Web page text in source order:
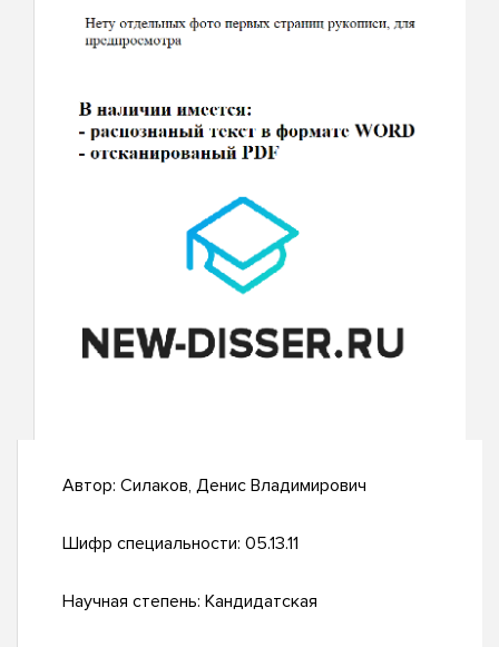
Автор: Силаков, Денис Владимирович
Шифр специальности: 05.13.11
Научная степень: Кандидатская